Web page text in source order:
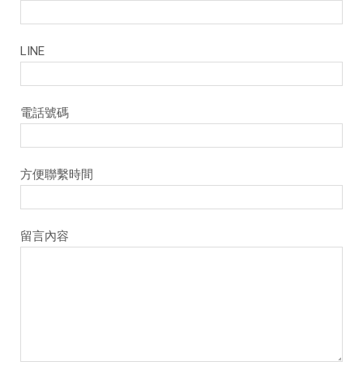
LINE
電話號碼
⽅便聯繫時間
留言內容